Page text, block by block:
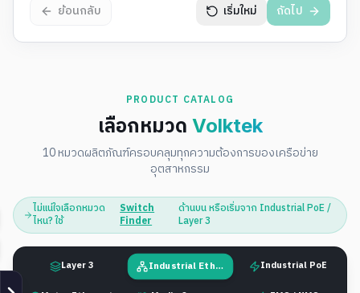
ย้อนกลับ เริ่มใหม่ ถัดไป
PRODUCT CATALOG
เลือกหมวด Volktek
10 หมวดผลิตภัณฑ์ครอบคลุมทุกความต้องการของเครือข่าย
อุตสาหกรรม
ไม่แน่ใจเลือกหมวด
ไหน? ใช้
Switch
Finder
ด้านบน หรือเริ่มจาก Industrial PoE /
Layer 3
Layer 3 Industrial Ethernet Industrial PoE